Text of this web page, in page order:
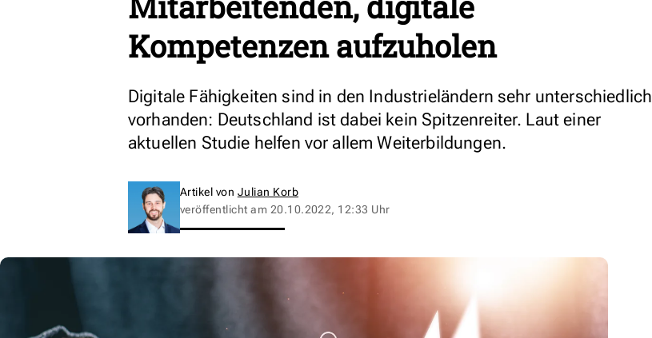
Kompetenzen aufzuholen
Digitale Fähigkeiten sind in den Industrieländern sehr unterschiedlich
vorhanden: Deutschland ist dabei kein Spitzenreiter. Laut einer
aktuellen Studie helfen vor allem Weiterbildungen.
Artikel von Julian Korb
veröffentlicht am 20.10.2022, 12:33 Uhr